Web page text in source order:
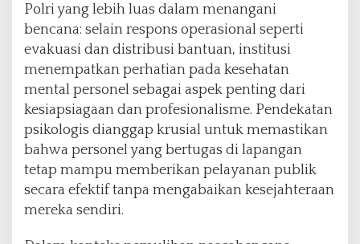
Polri yang lebih luas dalam menangani
bencana: selain respons operasional seperti
evakuasi dan distribusi bantuan, institusi
menempatkan perhatian pada kesehatan
mental personel sebagai aspek penting dari
kesiapsiagaan dan profesionalisme. Pendekatan
psikologis dianggap krusial untuk memastikan
bahwa personel yang bertugas di lapangan
tetap mampu memberikan pelayanan publik
secara efektif tanpa mengabaikan kesejahteraan
mereka sendiri.